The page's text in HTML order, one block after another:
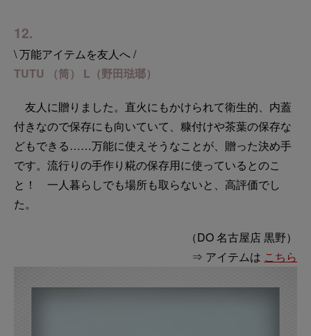
12.
\ 万能アイテムを友人へ /
TUTU （筒） L（野田琺瑯）
友人に贈りました。直火にもかけられて衛生的、内蓋
付きなので保存にも向いていて、糠付けや茶葉の保存な
どもできる……万能に使えそうなことが、贈った決め手
です。流行りの手作り糀の保存用に使っているとのこ
と！ 一人暮らしでも場所も取らないと、高評価でし
た。
（DO 名古屋店 黒野）
⇒ アイテムは こちら